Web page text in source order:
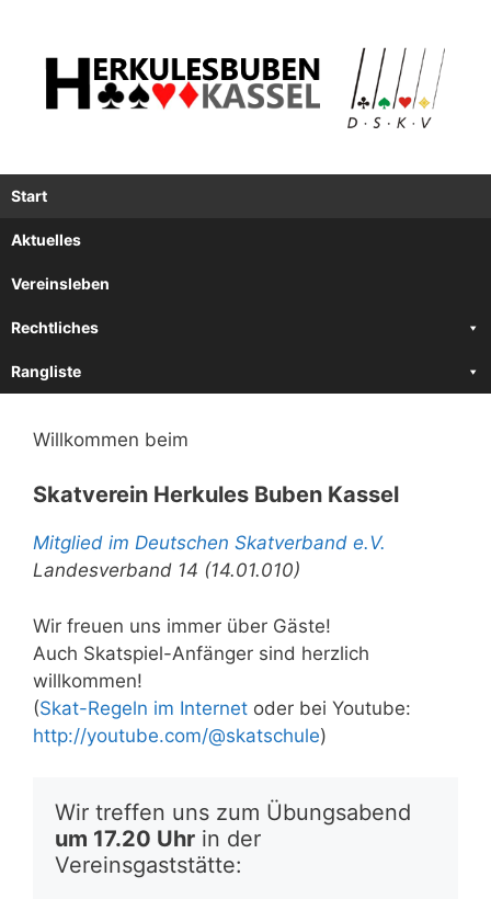
springen
Start
Aktuelles
Vereinsleben
Rechtliches
Rangliste
Willkommen beim
Skatverein Herkules Buben Kassel
Mitglied im Deutschen Skatverband e.V.
Landesverband 14 (14.01.010)
Wir freuen uns immer über Gäste!
Auch Skatspiel-Anfänger sind herzlich
willkommen!
(Skat-Regeln im Internet oder bei Youtube:
http://youtube.com/@skatschule)
um 17.20 Uhr in der
Vereinsgaststätte: